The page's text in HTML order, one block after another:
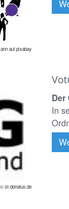
auf pixabay
© st-donatus.de
Der
In